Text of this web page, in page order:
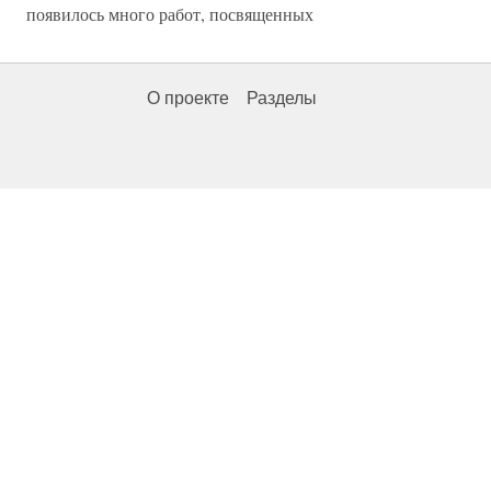
появилось много работ, посвященных
О проекте Разделы